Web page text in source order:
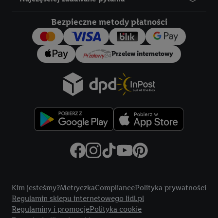
Bezpieczne metody płatności
Przelew internetowy
Kim jesteśmy?MetryczkaCompliancePolityka prywatności
Regulamin sklepu internetowego lidl.pl
Regulaminy i promocjePolityka cookie
konkretnych treści.
Jeśli użytkownik wyrazi zgodę w tym miejscu, a następnie
utworzy konto Lidl Plus lub zaloguje się na istniejące konto
Lidl Plus, możemy również użyć podanego tam adresu e-mail
jako współadministratorzy - wspólnie z jednym z wyżej
wymienionych partnerów w celu utworzenia specjalnego
następnie wykorzystać w podobny sposób jak poniżej opisany
identyfikator Utiq SA/NV ("Utiq"), aby rozpoznać użytkownika
mu spersonalizowane reklamy. W tym celu my i jeden z innych
partnerów wymienionych powyżej będziemy również jako
Użytkownik upoważnia również firmę Utiq oraz operatora